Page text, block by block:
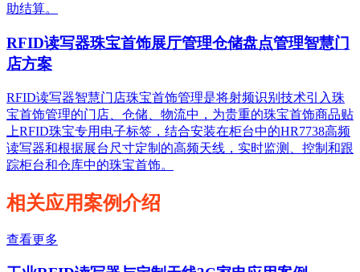
助结算。
RFID读写器珠宝首饰展厅管理仓储盘点管理智慧门
店方案
RFID读写器智慧门店珠宝首饰管理是将射频识别技术引入珠
宝首饰管理的门店、仓储、物流中，为贵重的珠宝首饰商品贴
上RFID珠宝专用电子标签，结合安装在柜台中的HR7738高频
读写器和根据展台尺寸定制的高频天线，实时监测、控制和跟
踪柜台和仓库中的珠宝首饰。
相关应用案例介绍
查看更多